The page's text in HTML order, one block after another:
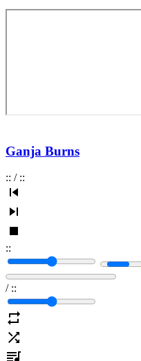
Ganja Burns
:: / ::
::
/ ::